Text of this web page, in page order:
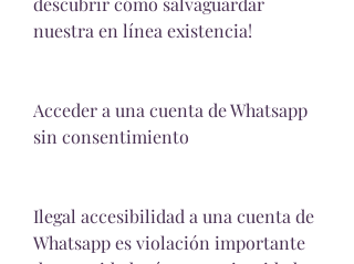
nuestra en línea existencia!
Acceder a una cuenta de Whatsapp
sin consentimiento
Ilegal accesibilidad a una cuenta de
Whatsapp es violación importante